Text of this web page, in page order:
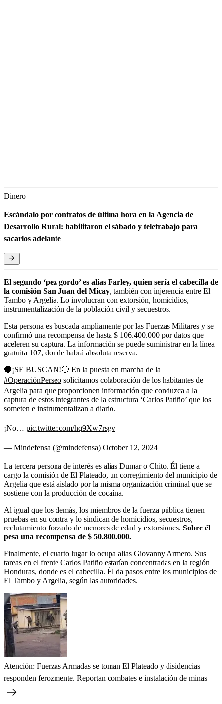
Dinero
Escándalo por contratos de última hora en la Agencia de
Desarrollo Rural: habilitaron el sábado y teletrabajo para
sacarlos adelante
El segundo ‘pez gordo’ es alias Farley, quien sería el cabecilla de
la comisión San Juan del Micay, también con injerencia entre El
Tambo y Argelia. Lo involucran con extorsión, homicidios,
instrumentalización de la población civil y secuestros.
Esta persona es buscada ampliamente por las Fuerzas Militares y se
confirmó una recompensa de hasta $ 106.400.000 por datos que
aceleren su captura. La información se puede suministrar en la línea
gratuita 107, donde habrá absoluta reserva.
🔴¡SE BUSCAN!🔴 En la puesta en marcha de la
#OperaciónPerseo solicitamos colaboración de los habitantes de
Argelia para que proporcionen información que conduzca a la
captura de estos integrantes de la estructura ‘Carlos Patiño’ que los
someten e instrumentalizan a diario.
¡No… pic.twitter.com/hq9Xw7rsgv
— Mindefensa (@mindefensa) October 12, 2024
La tercera persona de interés es alias Dumar o Chito. Él tiene a
cargo la comisión de El Plateado, un corregimiento del municipio de
Argelia que está aislado por la misma organización criminal que se
sostiene con la producción de cocaína.
Al igual que los demás, los miembros de la fuerza pública tienen
pruebas en su contra y lo sindican de homicidios, secuestros,
reclutamiento forzado de menores de edad y extorsiones. Sobre él
pesa una recompensa de $ 50.800.000.
Finalmente, el cuarto lugar lo ocupa alias Giovanny Armero. Sus
tareas en el frente Carlos Patiño estarían concentradas en la región
Honduras, donde es el cabecilla. Él da pasos entre los municipios de
El Tambo y Argelia, según las autoridades.
Atención: Fuerzas Armadas se toman El Plateado y disidencias
responden ferozmente. Reportan combates e instalación de minas